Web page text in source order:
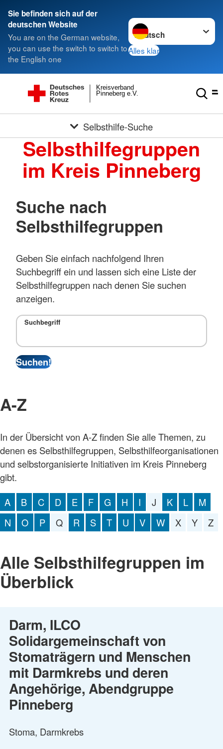
Sie befinden sich auf der
deutschen Website
You are on the German website,
you can use the switch to switch to
the English one
Sprache wechseln zu
Alles klar
Pinneberg e.V.
Kreisverband
Selbsthilfe-Suche
Selbsthilfegruppen
im Kreis Pinneberg
Suche nach
Selbsthilfegruppen
Geben Sie einfach nachfolgend Ihren
Suchbegriff ein und lassen sich eine Liste der
Selbsthilfegruppen nach denen Sie suchen
anzeigen.
Suchbegriff
A-Z
In der Übersicht von A-Z finden Sie alle Themen, zu
denen es Selbsthilfegruppen, Selbsthilfeorganisationen
und selbstorganisierte Initiativen im Kreis Pinneberg
gibt.
A
B C D E F G H I J K L
M
N
O P Q R S T U V W X Y Z
Alle Selbsthilfegruppen im
Überblick
Darm, ILCO
Solidargemeinschaft von
Stomaträgern und Menschen
mit Darmkrebs und deren
Angehörige, Abendgruppe
Pinneberg
Stoma, Darmkrebs